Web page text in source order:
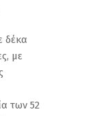
δέκα
με
των 52